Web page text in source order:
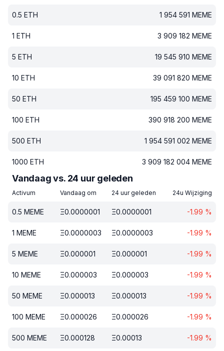
0.5 ETH 1 954 591 MEME
1 ETH 3 909 182 MEME
5 ETH 19 545 910 MEME
10 ETH 39 091 820 MEME
50 ETH 195 459 100 MEME
100 ETH 390 918 200 MEME
500 ETH 1 954 591 002 MEME
1000 ETH 3 909 182 004 MEME
Vandaag vs. 24 uur geleden
Activum Vandaag om 24 uur geleden 24u Wijziging
0.5 MEME Ξ0.0000001 Ξ0.0000001 -1.99 %
1 MEME Ξ0.0000003 Ξ0.0000003 -1.99 %
5 MEME Ξ0.000001 Ξ0.000001 -1.99 %
10 MEME Ξ0.000003 Ξ0.000003 -1.99 %
50 MEME Ξ0.000013 Ξ0.000013 -1.99 %
100 MEME Ξ0.000026 Ξ0.000026 -1.99 %
500 MEME Ξ0.000128 Ξ0.00013 -1.99 %